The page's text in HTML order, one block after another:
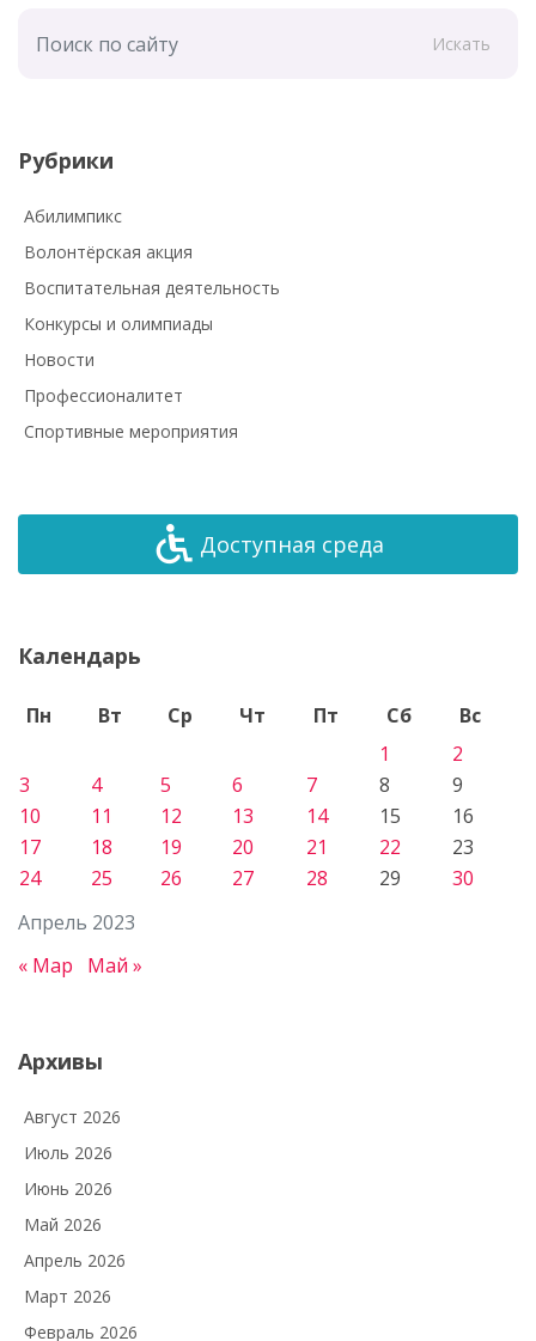
Искать
Рубрики
Абилимпикс
Волонтёрская акция
Воспитательная деятельность
Конкурсы и олимпиады
Новости
Профессионалитет
Спортивные мероприятия
Доступная среда
Календарь
Апрель 2023
Пн Вт Ср Чт Пт Сб
Вс
1
2
3
4 5 6 7 8
9
10
11 12 13 14 15
16
17
18 19 20 21 22
23
24
25 26 27 28 29 30
« Мар Май »
Архивы
Август 2026
Июль 2026
Июнь 2026
Май 2026
Апрель 2026
Март 2026
Февраль 2026